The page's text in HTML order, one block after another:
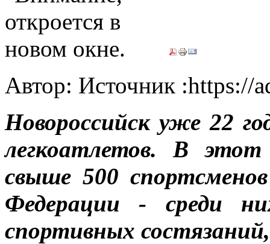
Автор: Источник :https://
Новороссийск уже 22
легкоатлетов. В этот
свыше 500
Федерации - среди
спортивных